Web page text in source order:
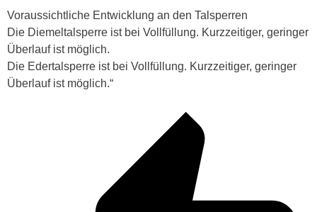
Voraussichtliche Entwicklung an den Talsperren
Die Diemeltalsperre ist bei Vollfüllung. Kurzzeitiger, geringer
Überlauf ist möglich.
Die Edertalsperre ist bei Vollfüllung. Kurzzeitiger, geringer
Überlauf ist möglich.“